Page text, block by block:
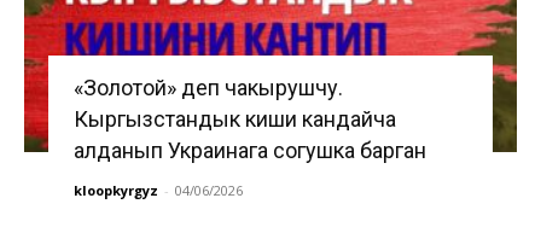
«Золотой» деп чакырушчу.
Кыргызстандык киши кандайча
алданып Украинага согушка барган
kloopkyrgyz - 04/06/2026